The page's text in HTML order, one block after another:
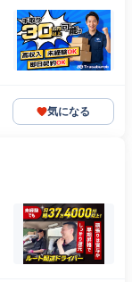
気になる